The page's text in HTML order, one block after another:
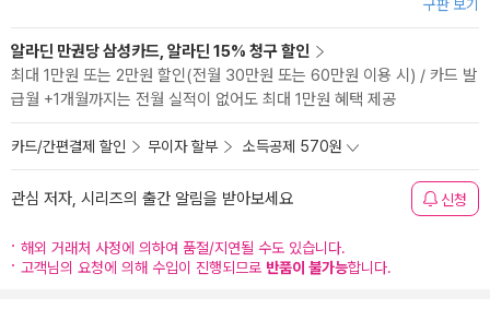
구판 보기
알라딘 만권당 삼성카드, 알라딘 15% 청구 할인
최대 1만원 또는 2만원 할인(전월 30만원 또는 60만원 이용 시) / 카드 발
급월 +1개월까지는 전월 실적이 없어도 최대 1만원 혜택 제공
카드/간편결제 할인 무이자 할부 소득공제 570원
관심 저자, 시리즈의 출간 알림을 받아보세요 신청
해외 거래처 사정에 의하여 품절/지연될 수도 있습니다.
고객님의 요청에 의해 수입이 진행되므로 반품이 불가능합니다.